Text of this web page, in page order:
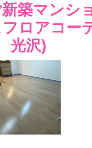
築マンシ
ロアコー
光沢)